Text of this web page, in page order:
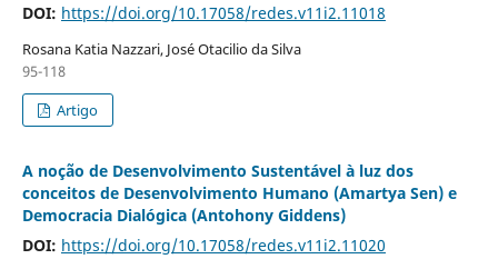
DOI: https://doi.org/10.17058/redes.v11i2.11018
Rosana Katia Nazzari, José Otacilio da Silva
95-118
Artigo
A noção de Desenvolvimento Sustentável à luz dos
conceitos de Desenvolvimento Humano (Amartya Sen) e
Democracia Dialógica (Antohony Giddens)
DOI: https://doi.org/10.17058/redes.v11i2.11020